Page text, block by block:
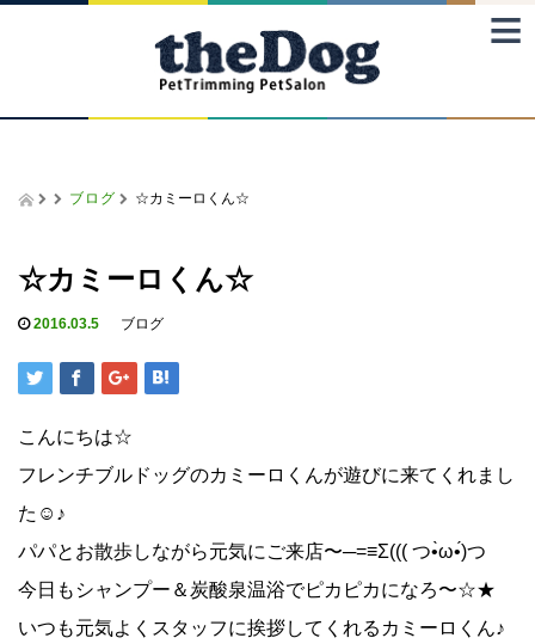
≡
ブログ ☆カミーロくん☆
☆カミーロくん☆
2016.03.5 ブログ
こんにちは☆
フレンチブルドッグのカミーロくんが遊びに来てくれまし
た☺♪
パパとお散歩しながら元気にご来店〜─=≡Σ((( つ•̀ω•́)つ
今日もシャンプー＆炭酸泉温浴でピカピカになろ〜☆★
いつも元気よくスタッフに挨拶してくれるカミーロくん♪